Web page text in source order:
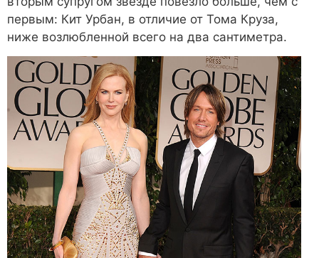
первым: Кит Урбан, в отличие от Тома Круза,
ниже возлюбленной всего на два сантиметра.